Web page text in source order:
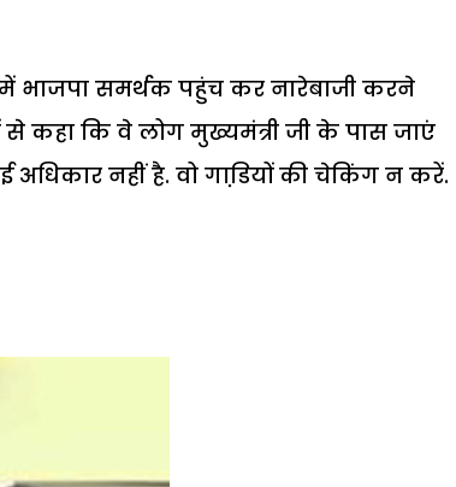
में भाजपा समर्थक पहुंच कर नारेबाजी करने
कहा कि वे लोग मुख्यमंत्री जी के पास जाएं
नहीं है. वो गाडि़यों की चेकिंग न करें.